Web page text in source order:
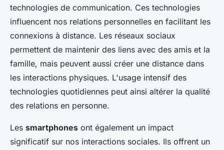
technologies de communication. Ces technologies
influencent nos relations personnelles en facilitant les
connexions à distance. Les réseaux sociaux
permettent de maintenir des liens avec des amis et la
famille, mais peuvent aussi créer une distance dans
les interactions physiques. L'usage intensif des
technologies quotidiennes peut ainsi altérer la qualité
des relations en personne.
Les smartphones ont également un impact
significatif sur nos interactions sociales. Ils offrent un